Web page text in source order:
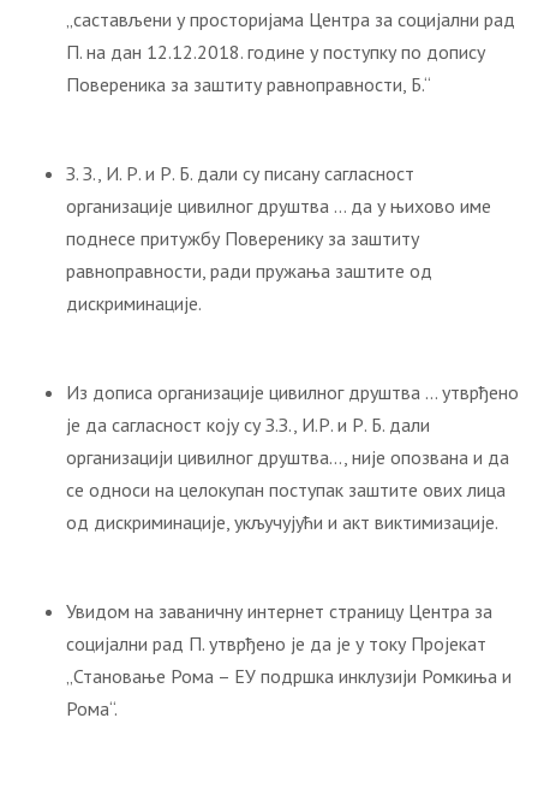
„састављени у просторијама Центра за социјални рад
П. на дан 12.12.2018. године у поступку по допису
Повереника за заштиту равноправности, Б.“
З. З., И. Р. и Р. Б. дали су писану сагласност
организације цивилног друштва … да у њихово име
поднесе притужбу Поверенику за заштиту
равноправности, ради пружања заштите од
дискриминације.
Из дописа организације цивилног друштва … утврђено
је да сагласност коју су З.З., И.Р. и Р. Б. дали
организацији цивилног друштва…, није опозвана и да
се односи на целокупан поступак заштите ових лица
од дискриминације, укључујући и акт виктимизације.
Увидом на заваничну интернет страницу Центра за
социјални рад П. утврђено је да је у току Пројекат
„Становање Рома – ЕУ подршка инклузији Ромкиња и
Рома“.